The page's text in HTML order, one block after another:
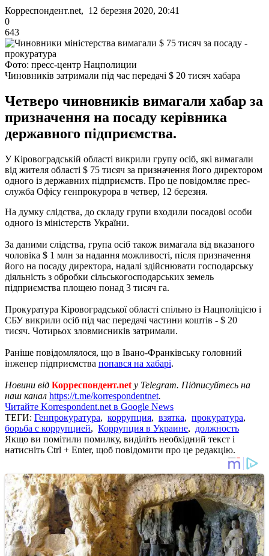
Корреспондент.net, 12 березня 2020, 20:41
0
643
Фото: пресс-центр Нацполиции
Чиновників затримали під час передачі $ 20 тисяч хабара
Четверо чиновників вимагали хабар за
призначення на посаду керівника
державного підприємства.
У Кіровоградській області викрили групу осіб, які вимагали
від жителя області $ 75 тисяч за призначення його директором
одного із державних підприємств. Про це повідомляє прес-
служба Офісу генпрокурора в четвер, 12 березня.
На думку слідства, до складу групи входили посадові особи
одного із міністерств України.
За даними слідства, група осіб також вимагала від вказаного
чоловіка $ 1 млн за надання можливості, після призначення
його на посаду директора, надалі здійснювати господарську
діяльність з обробки сільськогосподарських земель
підприємства площею понад 3 тисяч га.
Прокуратура Кіровоградської області спільно із Нацполіцією і
СБУ викрили осіб під час передачі частини коштів - $ 20
тисяч. Чотирьох зловмисників затримали.
Раніше повідомлялося, що в Івано-Франківську головний
інженер підприємства попався на хабарі.
Новини від Корреспондент.net у Telegram. Підписуйтесь на
наш канал https://t.me/korrespondentnet.
Читайте Korrespondent.net в Google News
ТЕГИ: Генпрокуратура, коррупция, взятка, прокуратура,
борьба с коррупцией, Коррупция в Украине, должность
Якщо ви помітили помилку, виділіть необхідний текст і
натисніть Ctrl + Enter, щоб повідомити про це редакцію.